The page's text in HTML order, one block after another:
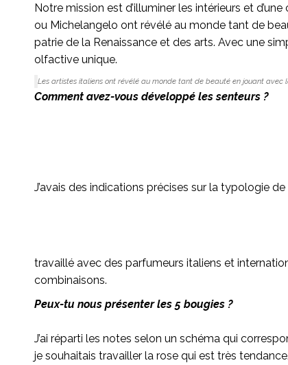
Notre mission est d’illuminer les intérieurs et
ou Michelangelo ont révélé au monde tant de
patrie de la Renaissance et des arts. Avec une
olfactive unique.
Les artistes italiens ont révélé au monde tant de beauté en jouant avec
Comment avez-vous développé les senteurs ?
J’avais des indications précises sur la typologie
travaillé avec des parfumeurs italiens et
combinaisons.
Peux-tu nous présenter les 5 bougies ?
J’ai réparti les notes selon un schéma qui
je souhaitais travailler la rose qui est très tendance.